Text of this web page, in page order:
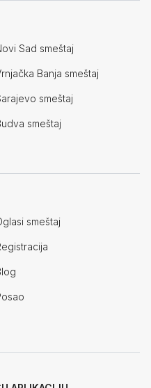
Sad smeštaj
Banja smeštaj
smeštaj
smeštaj
smeštaj